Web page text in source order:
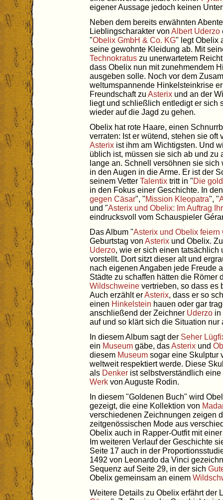
eigener Aussage jedoch keinen
Neben dem bereits erwähnten
Lieblingscharakter von Albert Uderzo
"Obelix GmbH & Co. KG" legt Obelix
seine gewohnte Kleidung ab. Mit
Technokratus zu unerwartetem
dass Obelix nun mit zunehmendem
ausgeben solle. Noch vor dem
weltumspannende Hinkelsteinkrise
Freundschaft zu Asterix und an der
liegt und schließlich entledigt er
wieder auf die Jagd zu gehen.
Obelix hat rote Haare, einen
verraten: Ist er wütend, stehen sie oft
Asterix ist ihm am Wichtigsten. Und
üblich ist, müssen sie sich ab und zu
lange an. Schnell versöhnen sie
in den Augen in die Arme. Er ist der
seinem Vetter Talentix tritt in "Die
in den Fokus einer Geschichte. In
gegen Cäsar", "Mission Kleopatra", "
und "Asterix und Obelix: Im Auftrag
eindrucksvoll vom Schauspieler
Das Album "Asterix und Obelix feiern
Geburtstag von Asterix und Obelix.
Uderzo, wie er sich einen tatsächlich
vorstellt. Dort sitzt dieser alt und
nach eigenen Angaben jede Freude
Städte zu schaffen hätten die Römer
Wildschweine vertrieben, so dass es
Auch erzählt erAsterix, dass er so
einen Hinkelstein hauen oder gar
anschließend der Zeichner Uderzo in
auf und so klärt sich die Situation nur
In diesem Album sagt der Seher
ein Museum gäbe, dasAsterix und
diesem Museum sogar eine Skulptur
weltweit respektiert werde. Diese
als Denker ist selbstverständlich
Werk von Auguste Rodin.
In diesem "Goldenen Buch" wird
gezeigt, die eine Kollektion von
verschiedenen Zeichnungen zeigen
zeitgenössischen Mode aus
Obelix auch in Rapper-Outfit mit
Im weiteren Verlauf der Geschichte
Seite 17 auch in der
1492 von Leonardo da Vinci
Sequenz auf Seite 29, in der sich
Obelix gemeinsam an einem
Weitere Details zu Obelix erfährt der